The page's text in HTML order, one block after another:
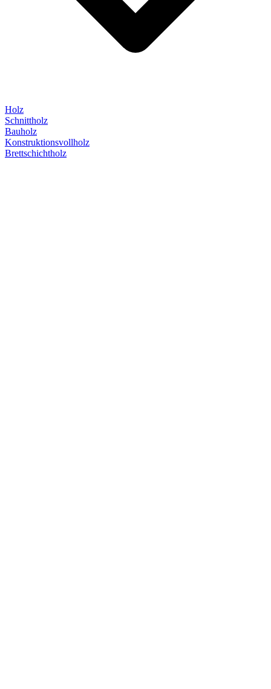
Holz
Schnittholz
Bauholz
Konstruktionsvollholz
Brettschichtholz